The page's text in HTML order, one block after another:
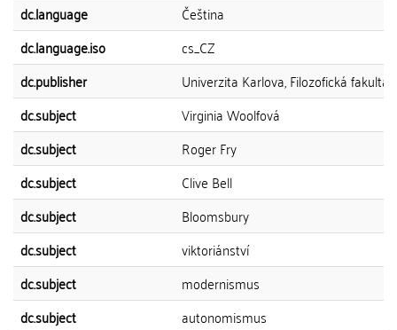
dc.language
Čeština
dc.language.iso
cs_CZ
dc.publisher
Univerzita Karlova, Filozofická fakulta
dc.subject
Virginia Woolfová
dc.subject
Roger Fry
dc.subject
Clive Bell
dc.subject
Bloomsbury
dc.subject
viktoriánství
dc.subject
modernismus
dc.subject
autonomismus